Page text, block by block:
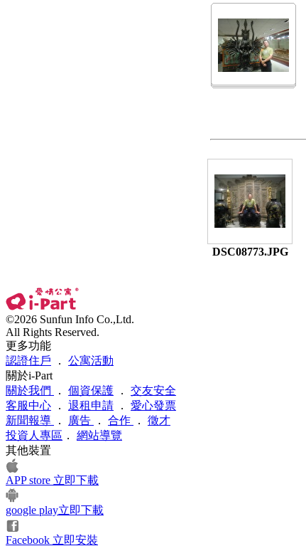
DSC08773.JPG
©2026 Sunfun Info Co.,Ltd.
All Rights Reserved.
更多功能
認證住戶 ． 公寓活動
關於i-Part
關於我們
． 個資保護 ． 交友安全
客服中心 ． 退租申請 ． 愛心發票
新聞報導
． 廣告 ． 合作 ． 徵才
投資人專區 ． 網站導覽
其他裝置
APP store 立即下載
google play立即下載
Facebook 立即安裝